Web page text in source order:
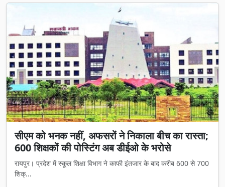
सीएम को भनक नहीं, अफसरों ने निकाला बीच का रास्ता;
600 शिक्षकों की पोस्टिंग अब डीईओ के भरोसे
रायपुर। प्रदेश में स्कूल शिक्षा विभाग ने काफी इंतजार के बाद करीब 600 से 700
शिक्...